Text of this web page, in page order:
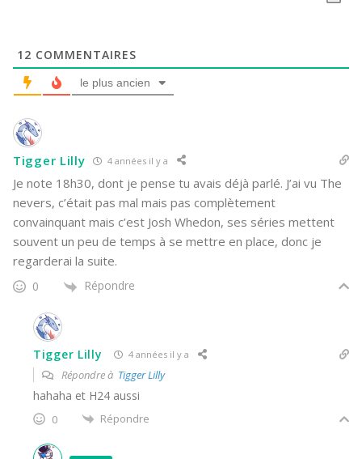
12 COMMENTAIRES
le plus ancien
Tigger Lilly 4 années il y a
Je note 18h30, dont je pense tu avais déjà parlé. J’ai vu The
nevers, c’était pas mal mais pas complètement
convainquant mais c’est Josh Whedon, ses séries mettent
souvent un peu de temps à se mettre en place, donc je
regarderai la suite.
0 Répondre
Tigger Lilly 4 années il y a
Répondre à Tigger Lilly
hahaha et H24 aussi
0 Répondre